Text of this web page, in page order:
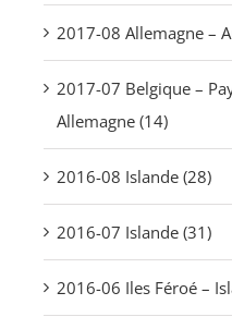
2017-08 Allemagne –
2017-07 Belgique –
Allemagne (14)
2016-08 Islande (28)
2016-07 Islande (31)
2016-06 Iles Féroé –